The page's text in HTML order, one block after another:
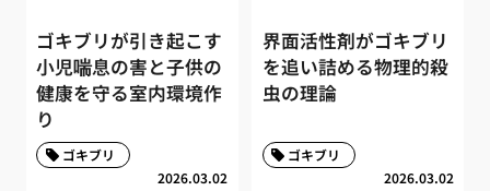
ゴキブリが引き起こす
小児喘息の害と子供の
健康を守る室内環境作
り
2026.03.02
ゴキブリ
界面活性剤がゴキブリ
を追い詰める物理的殺
虫の理論
2026.03.02
ゴキブリ